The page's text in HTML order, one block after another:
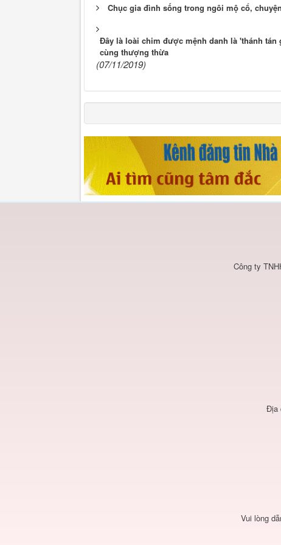
Chục gia đình sống trong ngôi mộ cổ,
Đây là loài chim được mệnh danh là 'thánh
cùng thượng thừa
(07/11/2019)
Công ty
Địa
Vui lòng